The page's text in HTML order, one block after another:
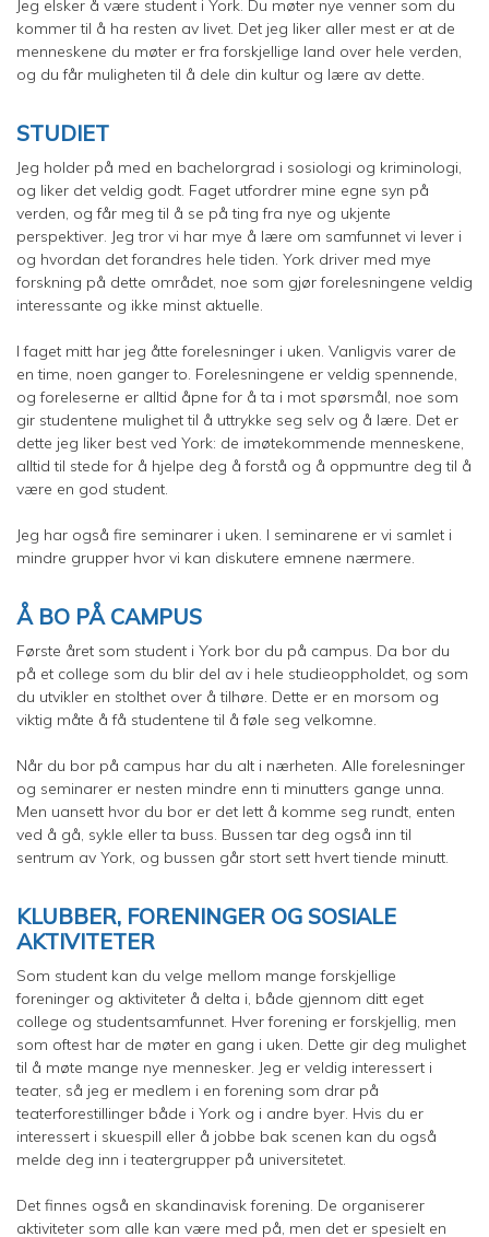
Jeg elsker å være student i York. Du møter nye venner som du
kommer til å ha resten av livet. Det jeg liker aller mest er at de
menneskene du møter er fra forskjellige land over hele verden,
og du får muligheten til å dele din kultur og lære av dette.
STUDIET
Jeg holder på med en bachelorgrad i sosiologi og kriminologi,
og liker det veldig godt. Faget utfordrer mine egne syn på
verden, og får meg til å se på ting fra nye og ukjente
perspektiver. Jeg tror vi har mye å lære om samfunnet vi lever i
og hvordan det forandres hele tiden. York driver med mye
forskning på dette området, noe som gjør forelesningene veldig
interessante og ikke minst aktuelle.
I faget mitt har jeg åtte forelesninger i uken. Vanligvis varer de
en time, noen ganger to. Forelesningene er veldig spennende,
og foreleserne er alltid åpne for å ta i mot spørsmål, noe som
gir studentene mulighet til å uttrykke seg selv og å lære. Det er
dette jeg liker best ved York: de imøtekommende menneskene,
alltid til stede for å hjelpe deg å forstå og å oppmuntre deg til å
være en god student.
Jeg har også fire seminarer i uken. I seminarene er vi samlet i
mindre grupper hvor vi kan diskutere emnene nærmere.
Å BO PÅ CAMPUS
Første året som student i York bor du på campus. Da bor du
på et college som du blir del av i hele studieoppholdet, og som
du utvikler en stolthet over å tilhøre. Dette er en morsom og
viktig måte å få studentene til å føle seg velkomne.
Når du bor på campus har du alt i nærheten. Alle forelesninger
og seminarer er nesten mindre enn ti minutters gange unna.
Men uansett hvor du bor er det lett å komme seg rundt, enten
ved å gå, sykle eller ta buss. Bussen tar deg også inn til
sentrum av York, og bussen går stort sett hvert tiende minutt.
KLUBBER, FORENINGER OG SOSIALE
AKTIVITETER
Som student kan du velge mellom mange forskjellige
foreninger og aktiviteter å delta i, både gjennom ditt eget
college og studentsamfunnet. Hver forening er forskjellig, men
som oftest har de møter en gang i uken. Dette gir deg mulighet
til å møte mange nye mennesker. Jeg er veldig interessert i
teater, så jeg er medlem i en forening som drar på
teaterforestillinger både i York og i andre byer. Hvis du er
interessert i skuespill eller å jobbe bak scenen kan du også
melde deg inn i teatergrupper på universitetet.
Det finnes også en skandinavisk forening. De organiserer
aktiviteter som alle kan være med på, men det er spesielt en